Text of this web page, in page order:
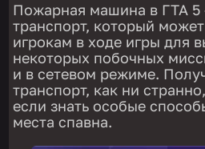
Пожарная машина в ГТА 5
транспорт, который
игрокам в ходе игры для
некоторых побочных
и в сетевом режиме.
транспорт, как ни
если знать особые
места спавна.